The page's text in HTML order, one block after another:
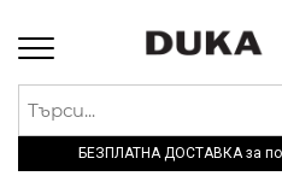
Toggle
БЕЗПЛАТНА ДОСТАВКА за